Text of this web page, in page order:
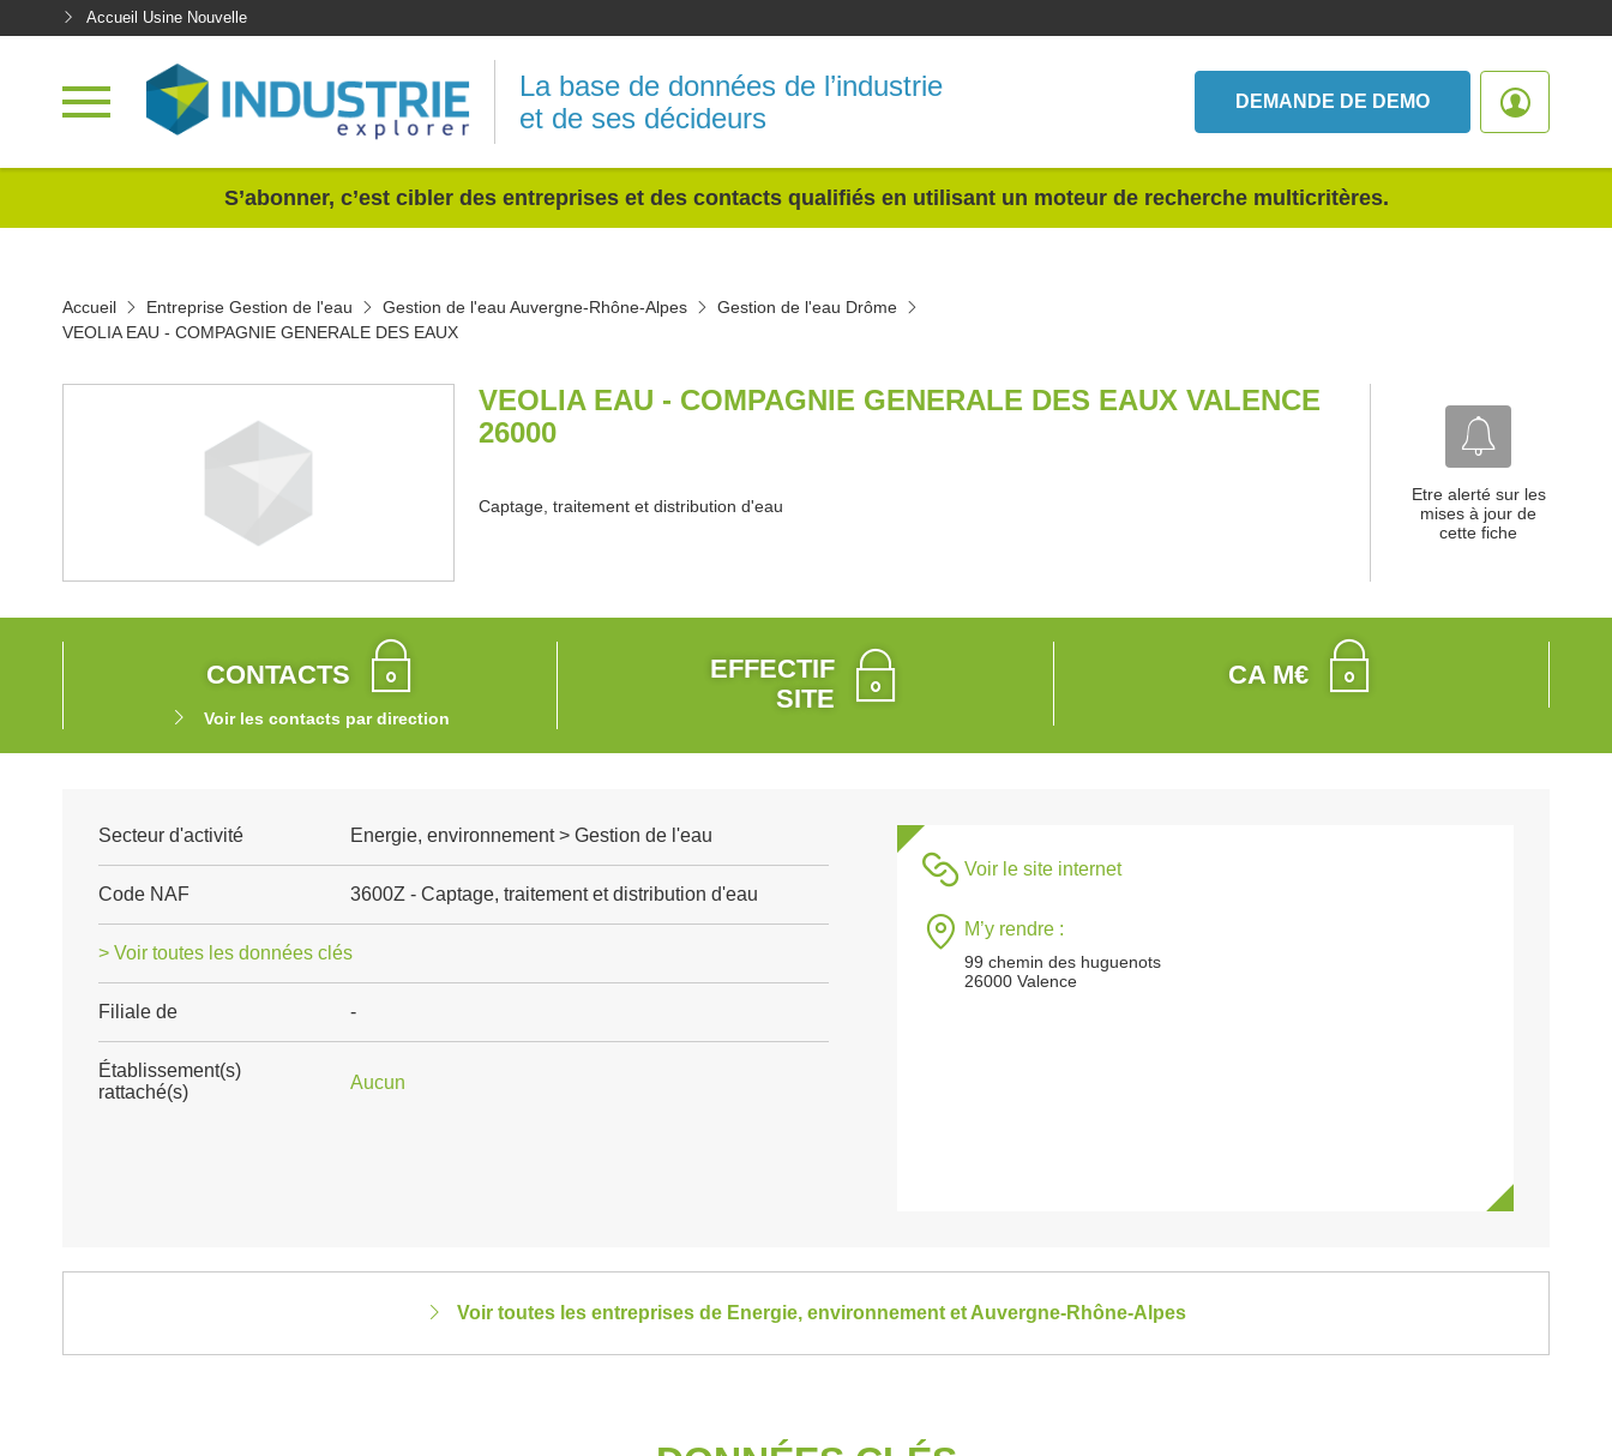
Accueil Usine Nouvelle
La base de données de l’industrie
et de ses décideurs
DEMANDE DE DEMO
S’abonner, c’est cibler des entreprises et des contacts qualifiés en utilisant un moteur de recherche multicritères.
Accueil Entreprise Gestion de l'eau Gestion de l'eau Auvergne-Rhône-Alpes
Gestion de l'eau Drôme
VEOLIA EAU - COMPAGNIE GENERALE DES EAUX
VEOLIA EAU - COMPAGNIE GENERALE DES EAUX VALENCE
26000
Captage, traitement et distribution d'eau
Etre alerté sur les
mises à jour de
cette fiche
CONTACTS
Voir les contacts par direction
EFFECTIF
SITE
CA M€
Secteur d'activité Energie, environnement > Gestion de l'eau
Code NAF 3600Z - Captage, traitement et distribution d'eau
> Voir toutes les données clés
Filiale de -
Établissement(s)
rattaché(s)
Aucun
Voir le site internet
M’y rendre :
99 chemin des huguenots
26000 Valence
Voir toutes les entreprises de Energie, environnement et Auvergne-Rhône-Alpes